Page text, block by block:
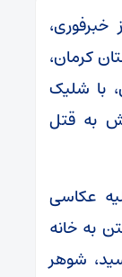
خبرفوری،
کرمان،
با شلیک
به قتل
عکاسی
به خانه
شوهر